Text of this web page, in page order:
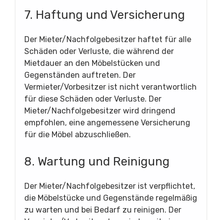
7. Haftung und Versicherung
Der Mieter/Nachfolgebesitzer haftet für alle
Schäden oder Verluste, die während der
Mietdauer an den Möbelstücken und
Gegenständen auftreten. Der
Vermieter/Vorbesitzer ist nicht verantwortlich
für diese Schäden oder Verluste. Der
Mieter/Nachfolgebesitzer wird dringend
empfohlen, eine angemessene Versicherung
für die Möbel abzuschließen.
8. Wartung und Reinigung
Der Mieter/Nachfolgebesitzer ist verpflichtet,
die Möbelstücke und Gegenstände regelmäßig
zu warten und bei Bedarf zu reinigen. Der